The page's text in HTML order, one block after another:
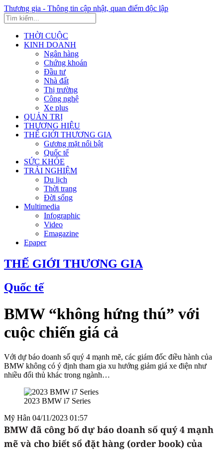
Thương gia - Thông tin cập nhật, quan điểm độc lập
THỜI CUỘC
KINH DOANH
Ngân hàng
Chứng khoán
Đầu tư
Nhà đất
Thị trường
Công nghệ
Xe plus
QUẢN TRỊ
THƯƠNG HIỆU
THẾ GIỚI THƯƠNG GIA
Gương mặt nổi bật
Quốc tế
SỨC KHỎE
TRẢI NGHIỆM
Du lịch
Thời trang
Đời sống
Multimedia
Infographic
Video
Emagazine
Epaper
THẾ GIỚI THƯƠNG GIA
Quốc tế
BMW “không hứng thú” với
cuộc chiến giá cả
Với dự báo doanh số quý 4 mạnh mẽ, các giám đốc điều hành của
BMW không có ý định tham gia xu hướng giảm giá xe điện như
nhiều đối thủ khác trong ngành…
2023 BMW i7 Series
Mỹ Hân 04/11/2023 01:57
BMW đã công bố dự báo doanh số quý 4 mạnh
mẽ và cho biết sổ đặt hàng (order book) của